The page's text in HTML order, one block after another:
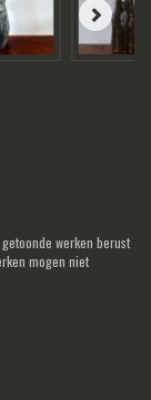
werken berust
mogen niet